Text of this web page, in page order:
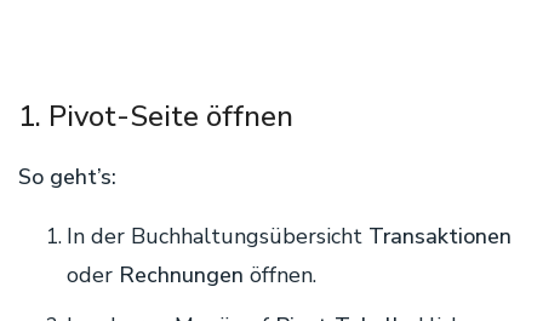
1. Pivot-Seite öffnen
So geht’s:
In der Buchhaltungsübersicht Transaktionen
oder Rechnungen öffnen.